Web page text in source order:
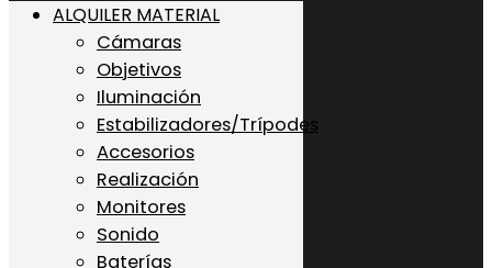
ALQUILER MATERIAL
Cámaras
Objetivos
Iluminación
Estabilizadores/Trípodes
Accesorios
Realización
Monitores
Sonido
Baterías